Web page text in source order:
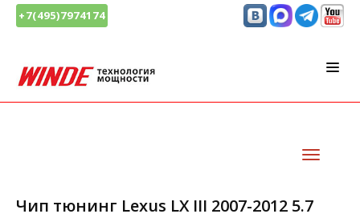
+7(495)7974174
Чип тюнинг Lexus LX III 2007-2012 5.7